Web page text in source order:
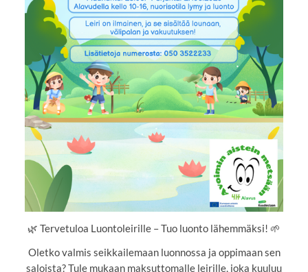
🌿 Tervetuloa Luontoleirille – Tuo luonto lähemmäksi! 🌱
Oletko valmis seikkailemaan luonnossa ja oppimaan sen
saloista? Tule mukaan maksuttomalle leirille, joka kuuluu